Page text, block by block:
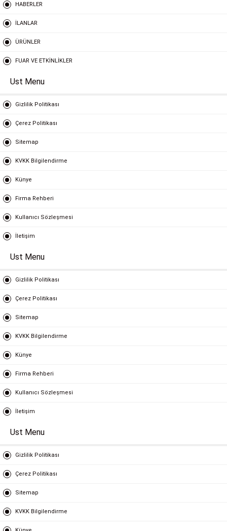
HABERLER
İLANLAR
ÜRÜNLER
FUAR VE ETKİNLİKLER
Ust Menu
Gizlilik Politikası
Çerez Politikası
Sitemap
KVKK Bilgilendirme
Künye
Firma Rehberi
Kullanıcı Sözleşmesi
İletişim
Ust Menu
Gizlilik Politikası
Çerez Politikası
Sitemap
KVKK Bilgilendirme
Künye
Firma Rehberi
Kullanıcı Sözleşmesi
İletişim
Ust Menu
Gizlilik Politikası
Çerez Politikası
Sitemap
KVKK Bilgilendirme